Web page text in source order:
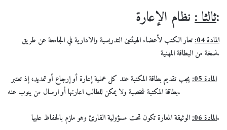
ثالثا :نظام الإعارة:
المادة 04:
تعار الكتب لأعضاء الهيئتين التدريسية والادارية في الجامعة عن طريق
نسخة من البطاقة المهنية.
المادة 05:
يجبتقديم بطاقة المكتبة عند كل عملية إعارة أو إرجاع أو تمديد، إذ تعتبر
بطاقة المكتبة شخصية ولا يمكن للطالب اعارتها أو ارسال من ينوب عنه.
المادة 06:الوثيقة المعارة تكون تحت مسؤولية القارئ وهو ملزم بالحفاظ عليها.